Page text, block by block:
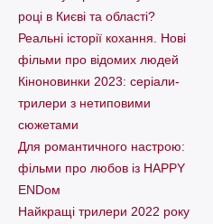
році в Києві та області?
Реальні історії кохання. Нові
фільми про відомих людей
Кіноновинки 2023: серіали-
трилери з нетиповими
сюжетами
Для романтичного настрою:
фільми про любов із HAPPY
ENDом
Найкращі трилери 2022 року